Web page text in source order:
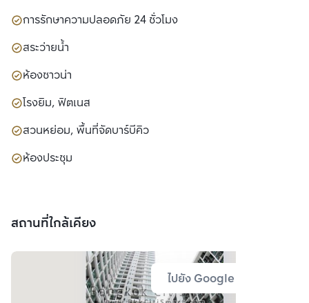
การรักษาความปลอดภัย 24 ชั่วโมง
สระว่ายน้ำ
ห้องซาวน่า
โรงยิม, ฟิตเนส
สวนหย่อม, พื้นที่จัดบาร์บีคิว
ห้องประชุม
สถานที่ใกล้เคียง
ไปยัง Google Map